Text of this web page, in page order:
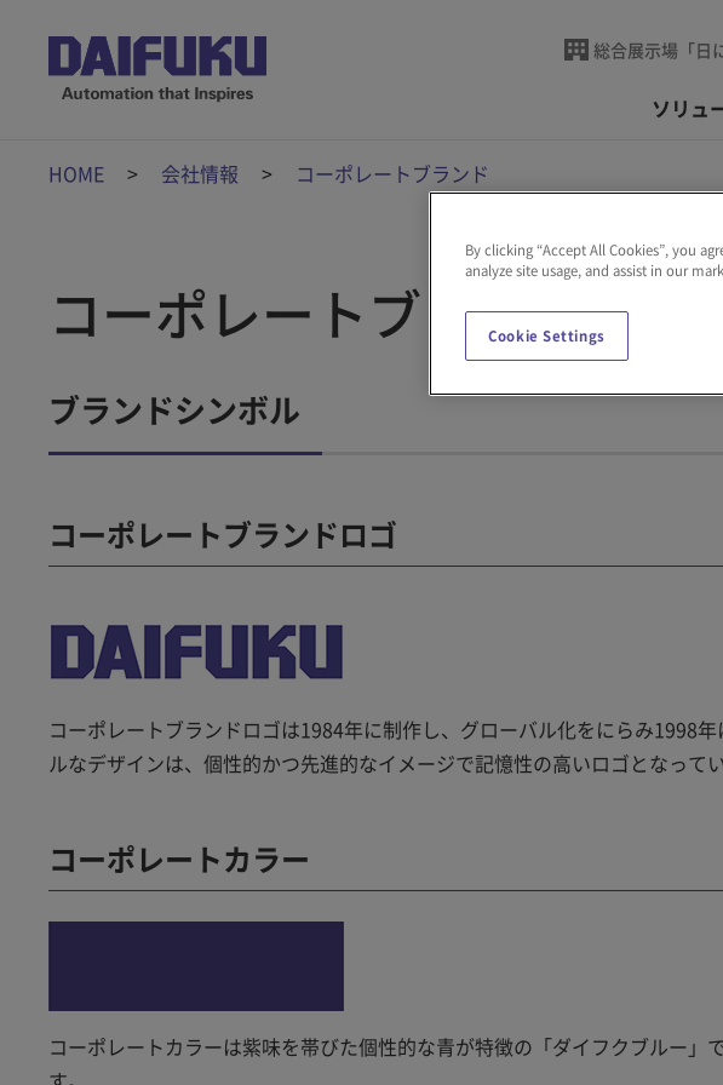
総合展示場「日
ソリュ
HOME 会社情報 コーポレートブランド
コーポレートブランド
ブランドシンボル
コーポレートブランドロゴ
コーポレートブランドロゴは1984年に制作し、グローバル化をにらみ1998
ルなデザインは、個性的かつ先進的なイメージで記憶性の高いロゴとなってい
コーポレートカラー
コーポレートカラーは紫味を帯びた個性的な青が特徴の「ダイフクブルー」
By clicking “Accept All Cookies”, you
analyze site usage, and assist in our
Cookie Settings